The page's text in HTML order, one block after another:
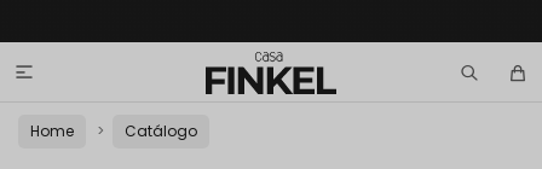

Home Catálogo